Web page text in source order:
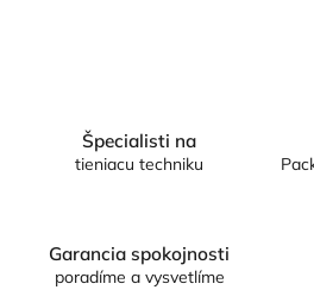
Špecialisti na
tieniacu techniku
Garancia spokojnosti
poradíme a vysvetlíme